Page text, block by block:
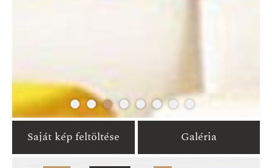
Saját kép feltöltése Galéria